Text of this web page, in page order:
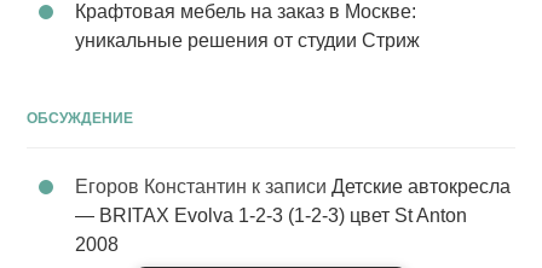
Крафтовая мебель на заказ в Москве:
уникальные решения от студии Стриж
ОБСУЖДЕНИЕ
Егоров Константин к записиДетские автокресла
— BRITAX Evolva 1-2-3 (1-2-3) цвет St Anton
2008